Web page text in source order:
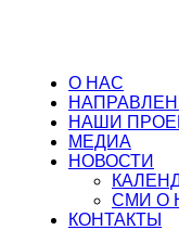
О НАС
НАШИ
МЕДИА
НОВОСТИ
СМИ О
КОНТАКТЫ